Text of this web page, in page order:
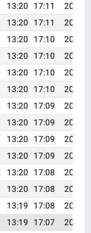
13:20 17:11
20:31
13:20 17:11
20:30
13:20 17:10
20:29
13:20 17:10
20:28
13:20 17:10
20:27
13:20 17:10
20:26
13:20 17:09
20:25
13:20 17:09
20:24
13:20 17:09
20:23
13:20 17:09
20:22
13:20 17:08
20:21
13:20 17:08
20:20
13:19 17:08
20:19
13:19 17:07
20:18